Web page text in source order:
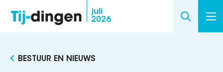
inhoud
juli
2026
BESTUUR EN NIEUWS